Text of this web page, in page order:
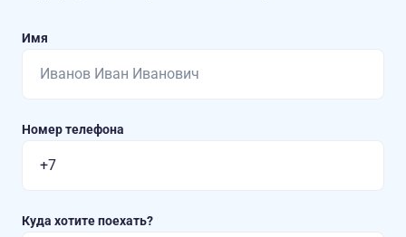
Имя
Номер телефона
Куда хотите поехать?